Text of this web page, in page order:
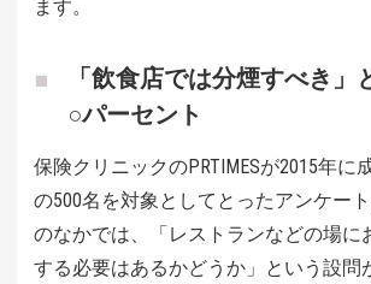
ます。
「飲食店では分煙すべき」
○パーセント
保険クリニックのPRTIMESが2015年に
の500名を対象としてとったアンケー
のなかでは、「レストランなどの場に
する必要はあるかどうか」という設問